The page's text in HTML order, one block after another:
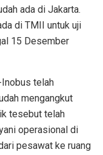
ada di Jakarta.
di TMII untuk uji
15 Desember
Inobus telah
mengangkut
tesebut telah
operasional di
pesawat ke ruang